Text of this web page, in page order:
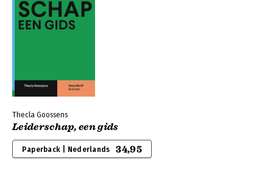
Thecla Goossens
Leiderschap, een gids
Paperback | Nederlands 34,95